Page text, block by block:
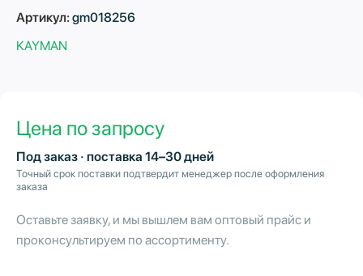
Артикул:gm018256
KAYMAN
Цена по запросу
Под заказ · поставка 14–30 дней
Точный срок поставки подтвердит менеджер после оформления
заказа
Оставьте заявку, и мы вышлем вам оптовый прайс и
проконсультируем по ассортименту.